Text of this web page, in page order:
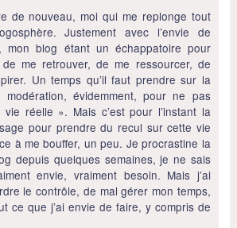
de nouveau, moi qui me replonge tout
Justement avec l’envie de
mon blog étant un échappatoire pour
me retrouver, de me ressourcer, de
Un temps qu’il faut prendre sur la
modération, évidemment, pour ne pas
réelle ». Mais c’est pour l’instant la
pour prendre du recul sur cette vie
à me bouffer, un peu. Je procrastine la
depuis quelques semaines, je ne sais
envie, vraiment besoin. Mais j’ai
le contrôle, de mal gérer mon temps,
ce que j’ai envie de faire, y compris de